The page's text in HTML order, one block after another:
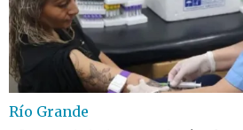
Río Grande